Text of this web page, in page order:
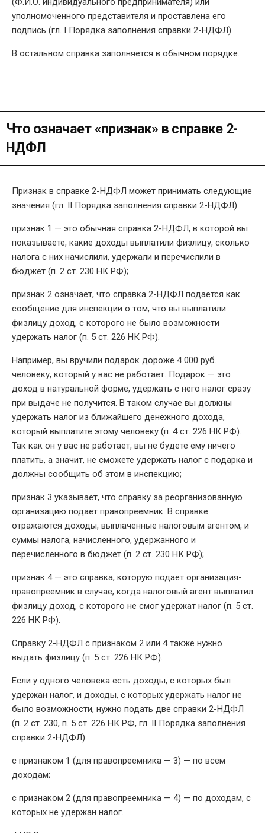
уполномоченного представителя и проставлена его
подпись (гл. I Порядка заполнения справки 2-НДФЛ).
В остальном справка заполняется в обычном порядке.
Что означает «признак» в справке 2-
НДФЛ
Признак в справке 2-НДФЛ может принимать следующие
значения (гл. II Порядка заполнения справки 2-НДФЛ):
признак 1 — это обычная справка 2-НДФЛ, в которой вы
показываете, какие доходы выплатили физлицу, сколько
налога с них начислили, удержали и перечислили в
бюджет (п. 2 ст. 230 НК РФ);
признак 2 означает, что справка 2-НДФЛ подается как
сообщение для инспекции о том, что вы выплатили
физлицу доход, с которого не было возможности
удержать налог (п. 5 ст. 226 НК РФ).
Например, вы вручили подарок дороже 4 000 руб.
человеку, который у вас не работает. Подарок — это
доход в натуральной форме, удержать с него налог сразу
при выдаче не получится. В таком случае вы должны
удержать налог из ближайшего денежного дохода,
который выплатите этому человеку (п. 4 ст. 226 НК РФ).
Так как он у вас не работает, вы не будете ему ничего
платить, а значит, не сможете удержать налог с подарка и
должны сообщить об этом в инспекцию;
признак 3 указывает, что справку за реорганизованную
организацию подает правопреемник. В справке
отражаются доходы, выплаченные налоговым агентом, и
суммы налога, начисленного, удержанного и
перечисленного в бюджет (п. 2 ст. 230 НК РФ);
признак 4 — это справка, которую подает организация-
правопреемник в случае, когда налоговый агент выплатил
физлицу доход, с которого не смог удержат налог (п. 5 ст.
226 НК РФ).
Справку 2-НДФЛ с признаком 2 или 4 также нужно
выдать физлицу (п. 5 ст. 226 НК РФ).
Если у одного человека есть доходы, с которых был
удержан налог, и доходы, с которых удержать налог не
было возможности, нужно подать две справки 2-НДФЛ
(п. 2 ст. 230, п. 5 ст. 226 НК РФ, гл. II Порядка заполнения
справки 2-НДФЛ):
с признаком 1 (для правопреемника — 3) — по всем
доходам;
с признаком 2 (для правопреемника — 4) — по доходам, с
которых не удержан налог.